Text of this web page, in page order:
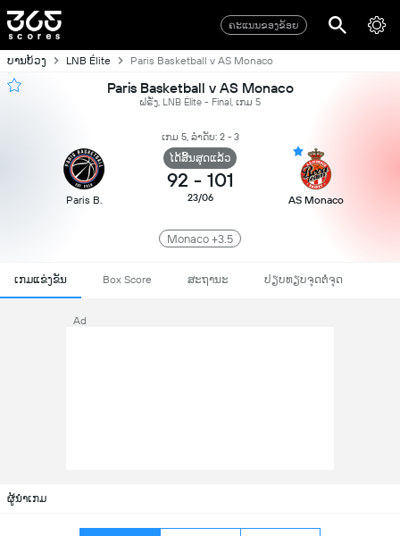
ຄະແນນຂອງຂ້ອຍ
ບານບ້ວງ LNB Élite Paris Basketball v AS Monaco
Paris Basketball v AS Monaco
ຝຣັ່ງ, LNB Élite - Final, ເກມ 5
ເກມ 5, ລຳດັບ: 2 - 3
Paris B.
ໄດ້ສິ້ນສຸດແລ້ວ
92 - 101
23/06 AS Monaco
Monaco +3.5
ເກມແຂ່ງຂັນ Box Score ສະຖານະ ປຽບທຽບຈຸດຕໍ່ຈຸດ
Ad
ຜູ້ນຳເກມ